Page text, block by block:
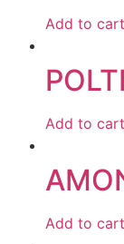
Add to cart
Add to cart
Add to cart